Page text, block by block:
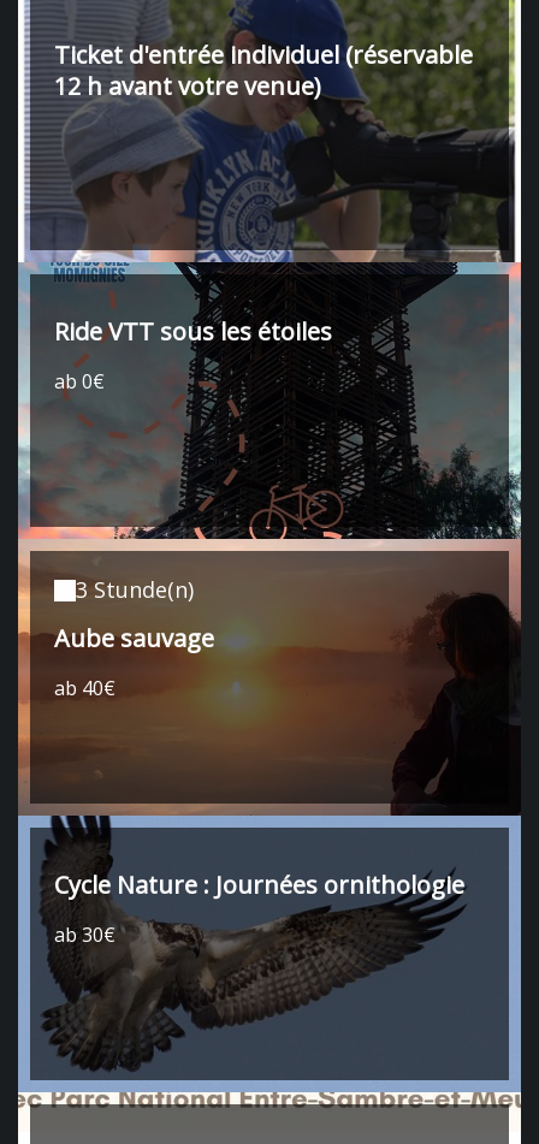
Ticket d'entrée individuel (réservable
12 h avant votre venue)
Ride VTT sous les étoiles
ab 0€
3 Stunde(n)
Aube sauvage
ab 40€
Cycle Nature : Journées ornithologie
ab 30€